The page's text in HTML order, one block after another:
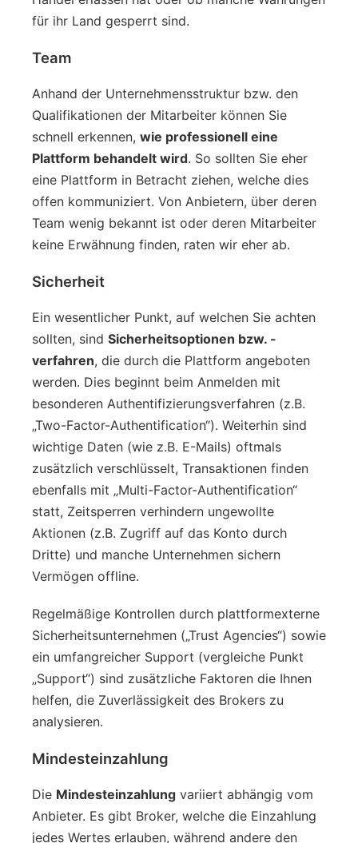
für ihr Land gesperrt sind.
Team
Anhand der Unternehmensstruktur bzw. den
Qualifikationen der Mitarbeiter können Sie
schnell erkennen, wie professionell eine
Plattform behandelt wird. So sollten Sie eher
eine Plattform in Betracht ziehen, welche dies
offen kommuniziert. Von Anbietern, über deren
Team wenig bekannt ist oder deren Mitarbeiter
keine Erwähnung finden, raten wir eher ab.
Sicherheit
Ein wesentlicher Punkt, auf welchen Sie achten
sollten, sind Sicherheitsoptionen bzw. -
verfahren, die durch die Plattform angeboten
werden. Dies beginnt beim Anmelden mit
besonderen Authentifizierungsverfahren (z.B.
„Two-Factor-Authentification“). Weiterhin sind
wichtige Daten (wie z.B. E-Mails) oftmals
zusätzlich verschlüsselt, Transaktionen finden
ebenfalls mit „Multi-Factor-Authentification“
statt, Zeitsperren verhindern ungewollte
Aktionen (z.B. Zugriff auf das Konto durch
Dritte) und manche Unternehmen sichern
Vermögen offline.
Regelmäßige Kontrollen durch plattformexterne
Sicherheitsunternehmen („Trust Agencies“) sowie
ein umfangreicher Support (vergleiche Punkt
„Support“) sind zusätzliche Faktoren die Ihnen
helfen, die Zuverlässigkeit des Brokers zu
analysieren.
Mindesteinzahlung
Die Mindesteinzahlung variiert abhängig vom
Anbieter. Es gibt Broker, welche die Einzahlung
jedes Wertes erlauben, während andere den